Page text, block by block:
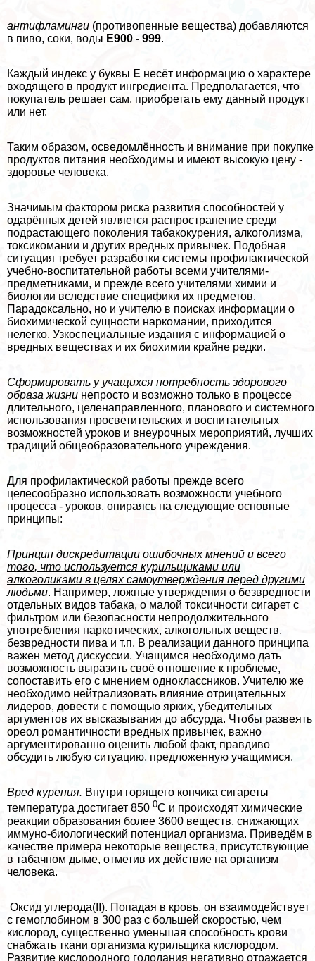
антифламинги (противопенные вещества) добавляются
в пиво, соки, воды Е900 - 999.
Каждый индекс у буквы Е несёт информацию о хаpaктере
входящего в продукт ингредиента. Предполагается, что
покупатель решает сам, приобретать ему данный продукт
или нет.
Таким образом, осведомлённость и внимание при покупке
продуктов питания необходимы и имеют высокую цену -
здоровье человека.
Значимым фактором риска развития способностей у
одарённых детей является распространение среди
подрастающего поколения табакокурения, алкоголизма,
токсикомании и других вредных привычек. Подобная
ситуация требует разработки системы профилактической
учебно-воспитательной работы всеми учителями-
предметниками, и прежде всего учителями химии и
биологии вследствие специфики их предметов.
Парадоксально, но и учителю в поисках информации о
биохимической сущности наркомании, приходится
нелегко. Узкоспециальные издания с информацией о
вредных веществах и их биохимии крайне редки.
Сформировать у учащихся потребность здорового
образа жизни непросто и возможно только в процессе
длительного, целенаправленного, планового и системного
использования просветительских и воспитательных
возможностей уроков и внеурочных мероприятий, лучших
традиций общеобразовательного учреждения.
Для профилактической работы прежде всего
целесообразно использовать возможности учебного
процесса - уроков, опираясь на следующие основные
принципы:
Принцип дискредитации ошибочных мнений и всего
того, что используется курильщиками или
алкоголиками в целях самоутверждения перед другими
людьми. Например, ложные утверждения о безвредности
отдельных видов табака, о малой токсичности сигарет с
фильтром или безопасности непродолжительного
употрeбления наркотических, алкогольных веществ,
безвредности пива и т.п. В реализации данного принципа
важен метод дискуссии. Учащимся необходимо дать
возможность выразить своё отношение к проблеме,
сопоставить его с мнением одноклассников. Учителю же
необходимо нейтрализовать влияние отрицательных
лидеров, довести с помощью ярких, убедительных
аргументов их высказывания до абсурда. Чтобы развеять
ореол романтичности вредных привычек, важно
аргументированно оценить любой факт, правдиво
обсудить любую ситуацию, предложенную учащимися.
Вред курения. Внутри горящего кончика сигареты
температура достигает 850 0С и происходят химические
реакции образования более 3600 веществ, снижающих
иммуно-биологический потенциал организма. Приведём в
качестве примера некоторые вещества, присутствующие
в табачном дыме, отметив их действие на организм
человека.
Оксид углерода(II). Попадая в кровь, он взаимодействует
с гемоглобином в 300 раз с большей скоростью, чем
кислород, существенно уменьшая способность крови
снабжать ткани организма курильщика кислородом.
Развитие кислородного голодания негативно отражается